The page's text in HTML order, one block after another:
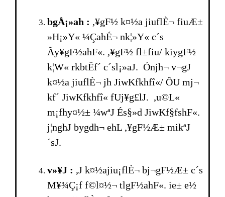
bgÅ¡»ah : ,¥gF½ k¤½a jiuflÈ¬ fiuÆ±
»H¡»Y« ¼ÇahÉ¬ nk¦»Y« c´s
Ãy¥gF½ahF«. ,¥gF½ fl±fiu/ kiygF½
k¦W« rkbtËf´ c´sl¡»aJ. Ónjh¬ v¬gJ
k¤½a jiuflÈ¬ jh­ JiwKfkhfî«/ ÔU mj¬
kf´ JiwKfkhfî« fUj¥g£lJ. ,u©L«
m¡fhy¤½± ¼wªJ És§»d JiwKf§fshF«.
j¦nghJ bygdh¬ ehL ,¥gF½Æ± mikªJ
´sJ.
v»¥J : ,J k¤½ajiu¡flÈ¬ bj¬gF½Æ± c´s
M¥¾Ç¡f f©l¤½¬ tlgF½ahF«. ie± e½